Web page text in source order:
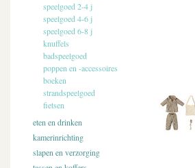
speelgoed 2-4 j
speelgoed 4-6 j
speelgoed 6-8 j
knuffels
badspeelgoed
poppen en -accessoires
boeken
strandspeelgoed
fietsen
eten en drinken
kamerinrichting
slapen en verzorging